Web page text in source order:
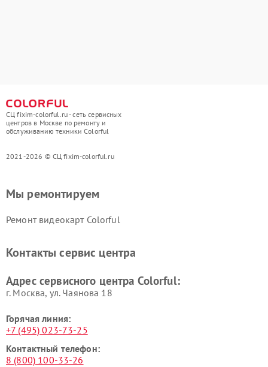
СЦ fixim-colorful.ru - сеть сервисных
центров в Москве по ремонту и
обслуживанию техники Colorful
2021-2026 © СЦ fixim-colorful.ru
Мы ремонтируем
Ремонт видеокарт Colorful
Контакты сервис центра
Адрес сервисного центра Colorful:
г. Москва, ул. Чаянова 18
Горячая линия:
+7 (495) 023-73-25
Контактный телефон:
8 (800) 100-33-26